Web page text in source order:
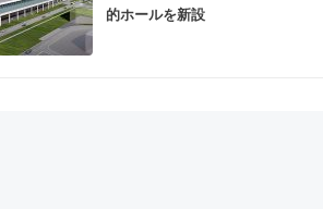
的ホールを新設